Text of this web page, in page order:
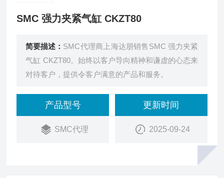
SMC 强力夹紧气缸 CKZT80
简要描述： SMC代理商上海达朋销售SMC 强力夹紧
气缸 CKZT80。始终以客户导向精神和谦虚的心态来
对待客户，提供令客户满意的产品和服务。
产品型号
SMC代理
更新时间
2025-09-24